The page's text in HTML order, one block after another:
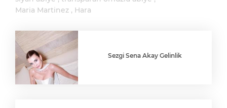
Maria Martinez
Hara
Sezgi Sena Akay Gelinlik